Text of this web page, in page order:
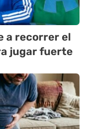
a recorrer el
jugar fuerte